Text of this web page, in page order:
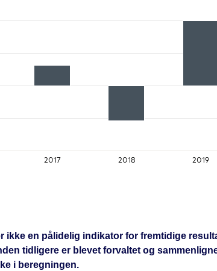
2017 2018 2019
ikke en pålidelig indikator for fremtidige
tidligere er blevet forvaltet og
i beregningen.